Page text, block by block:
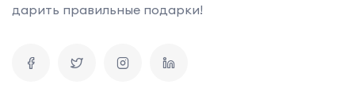
дарить правильные подарки!